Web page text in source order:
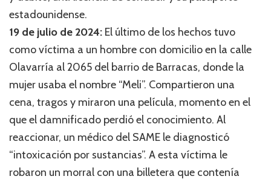
estadounidense.
19 de julio de 2024: El último de los hechos tuvo
como víctima a un hombre con domicilio en la calle
Olavarría al 2065 del barrio de Barracas, donde la
mujer usaba el nombre “Meli”. Compartieron una
cena, tragos y miraron una película, momento en el
que el damnificado perdió el conocimiento. Al
reaccionar, un médico del SAME le diagnosticó
“intoxicación por sustancias”. A esta víctima le
robaron un morral con una billetera que contenía